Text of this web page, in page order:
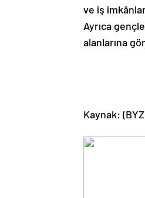
ve iş
Ayrıca
alanlarına
Kaynak: